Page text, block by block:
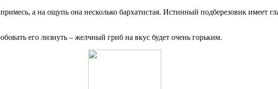
а на ощупь она несколько бархатистая. Истинный подберезовик имеет
его лизнуть – желчный гриб на вкус будет очень горьким.